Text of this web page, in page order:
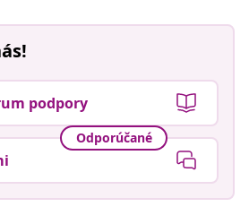
podpory
Odporúčané